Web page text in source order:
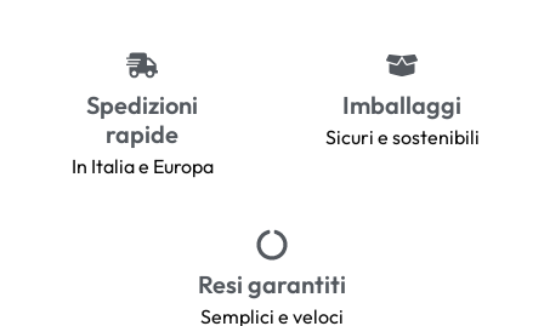
Spedizioni
rapide
In Italia e Europa
Imballaggi
Sicuri e sostenibili
Resi garantiti
Semplici e veloci